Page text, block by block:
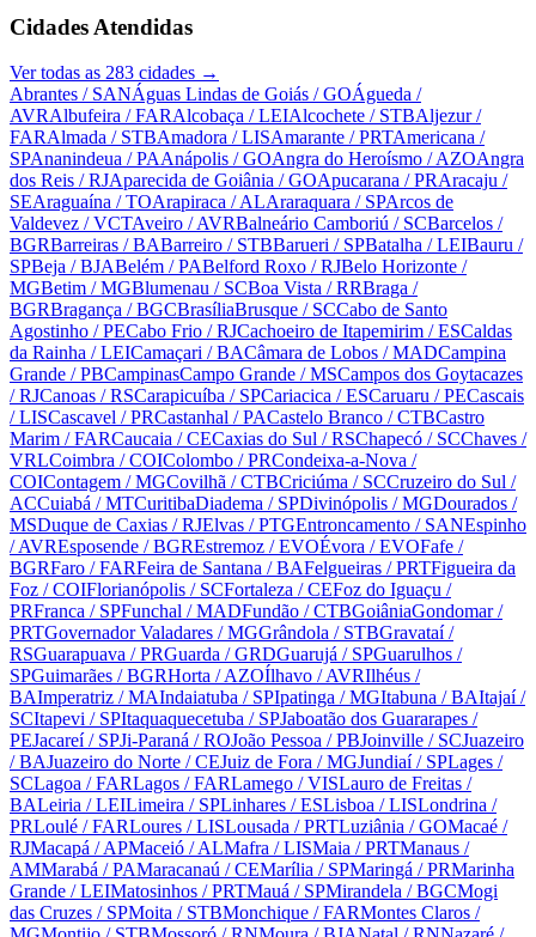
Cidades Atendidas
Ver todas as 283 cidades →
Abrantes / SANÁguas Lindas de Goiás / GOÁgueda /
AVRAlbufeira / FARAlcobaça / LEIAlcochete / STBAljezur/
FARAlmada / STBAmadora / LISAmarante / PRTAmericana /
SPAnanindeua / PAAnápolis / GOAngra do Heroísmo / AZOAngra
dos Reis / RJAparecida de Goiânia / GOApucarana / PRAracaju /
SEAraguaína / TOArapiraca / ALAraraquara / SPArcos de
Valdevez / VCTAveiro / AVRBalneário Camboriú / SCBarcelos /
BGRBarreiras / BABarreiro / STBBarueri / SPBatalha / LEIBauru /
SPBeja / BJABelém / PABelford Roxo / RJBelo Horizonte /
MGBetim / MGBlumenau / SCBoa Vista / RRBraga /
BGRBragança / BGCBrasíliaBrusque / SCCabo de Santo
Agostinho / PECabo Frio / RJCachoeiro de Itapemirim / ESCaldas
da Rainha / LEICamaçari / BACâmara de Lobos / MADCampina
Grande / PBCampinasCampo Grande / MSCampos dos Goytacazes
/ RJCanoas / RSCarapicuíba / SPCariacica / ESCaruaru / PECascais
/ LISCascavel / PRCastanhal / PACastelo Branco / CTBCastro
Marim / FARCaucaia / CECaxias do Sul / RSChapecó / SCChaves /
VRLCoimbra / COIColombo / PRCondeixa-a-Nova /
COIContagem / MGCovilhã / CTBCriciúma / SCCruzeiro do Sul /
ACCuiabá / MTCuritibaDiadema / SPDivinópolis / MGDourados /
MSDuque de Caxias / RJElvas / PTGEntroncamento / SANEspinho
/ AVREsposende / BGREstremoz / EVOÉvora / EVOFafe /
BGRFaro / FARFeira de Santana / BAFelgueiras / PRTFigueira da
Foz / COIFlorianópolis / SCFortaleza / CEFoz do Iguaçu /
PRFranca / SPFunchal / MADFundão / CTBGoiâniaGondomar/
PRTGovernador Valadares / MGGrândola / STBGravataí/
RSGuarapuava / PRGuarda / GRDGuarujá / SPGuarulhos /
SPGuimarães / BGRHorta / AZOÍlhavo / AVRIlhéus /
BAImperatriz / MAIndaiatuba / SPIpatinga / MGItabuna / BAItajaí/
SCItapevi / SPItaquaquecetuba / SPJaboatão dos Guararapes /
PEJacareí/ SPJi-Paraná / ROJoão Pessoa / PBJoinville / SCJuazeiro
/ BAJuazeiro do Norte / CEJuiz de Fora / MGJundiaí/ SPLages /
SCLagoa / FARLagos / FARLamego / VISLauro de Freitas /
BALeiria / LEILimeira / SPLinhares / ESLisboa / LISLondrina /
PRLoulé / FARLoures / LISLousada / PRTLuziânia / GOMacaé /
RJMacapá / APMaceió / ALMafra / LISMaia / PRTManaus /
AMMarabá / PAMaracanaú / CEMarília / SPMaringá / PRMarinha
Grande / LEIMatosinhos / PRTMauá / SPMirandela / BGCMogi
das Cruzes / SPMoita / STBMonchique / FARMontes Claros /